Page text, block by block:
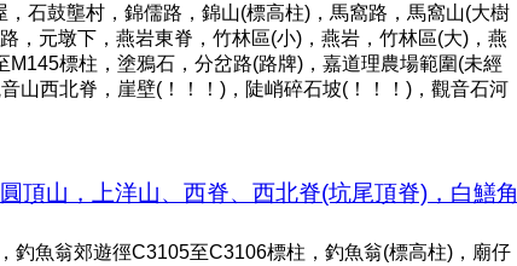
石鼓壟村，錦儒路，錦山(標高柱)，馬窩路，馬窩山(大樹
，元墩下，燕岩東脊，竹林區(小)，燕岩，竹林區(大)，燕
標柱，塗鴉石，分岔路(路牌)，嘉道理農場範圍(未經
山西北脊，崖壁(！！！)，陡峭碎石坡(！！！)，觀音石河
頂山，上洋山、西脊、西北脊(坑尾頂脊)，白鱔角
釣魚翁郊遊徑C3105至C3106標柱，釣魚翁(標高柱)，廟仔